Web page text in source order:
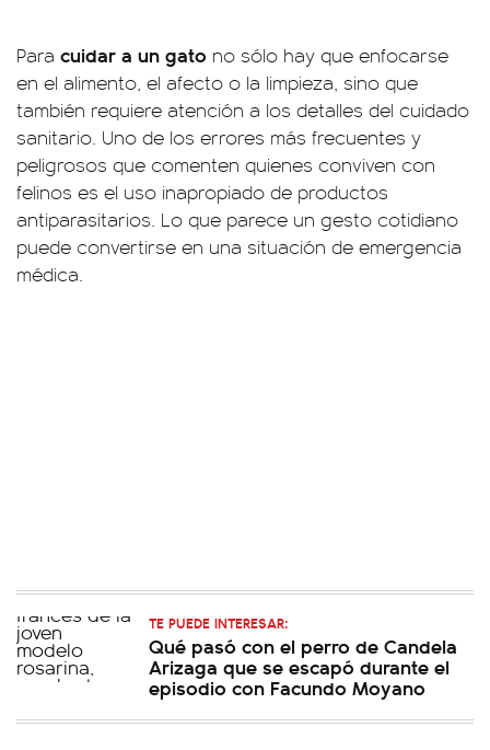
Para cuidar a un gato no sólo hay que enfocarse
en el alimento, el afecto o la limpieza, sino que
también requiere atención a los detalles del cuidado
sanitario. Uno de los errores más frecuentes y
peligrosos que comenten quienes conviven con
felinos es el uso inapropiado de productos
antiparasitarios. Lo que parece un gesto cotidiano
puede convertirse en una situación de emergencia
médica.
TE PUEDE INTERESAR:
Qué pasó con el perro de Candela
Arizaga que se escapó durante el
episodio con Facundo Moyano